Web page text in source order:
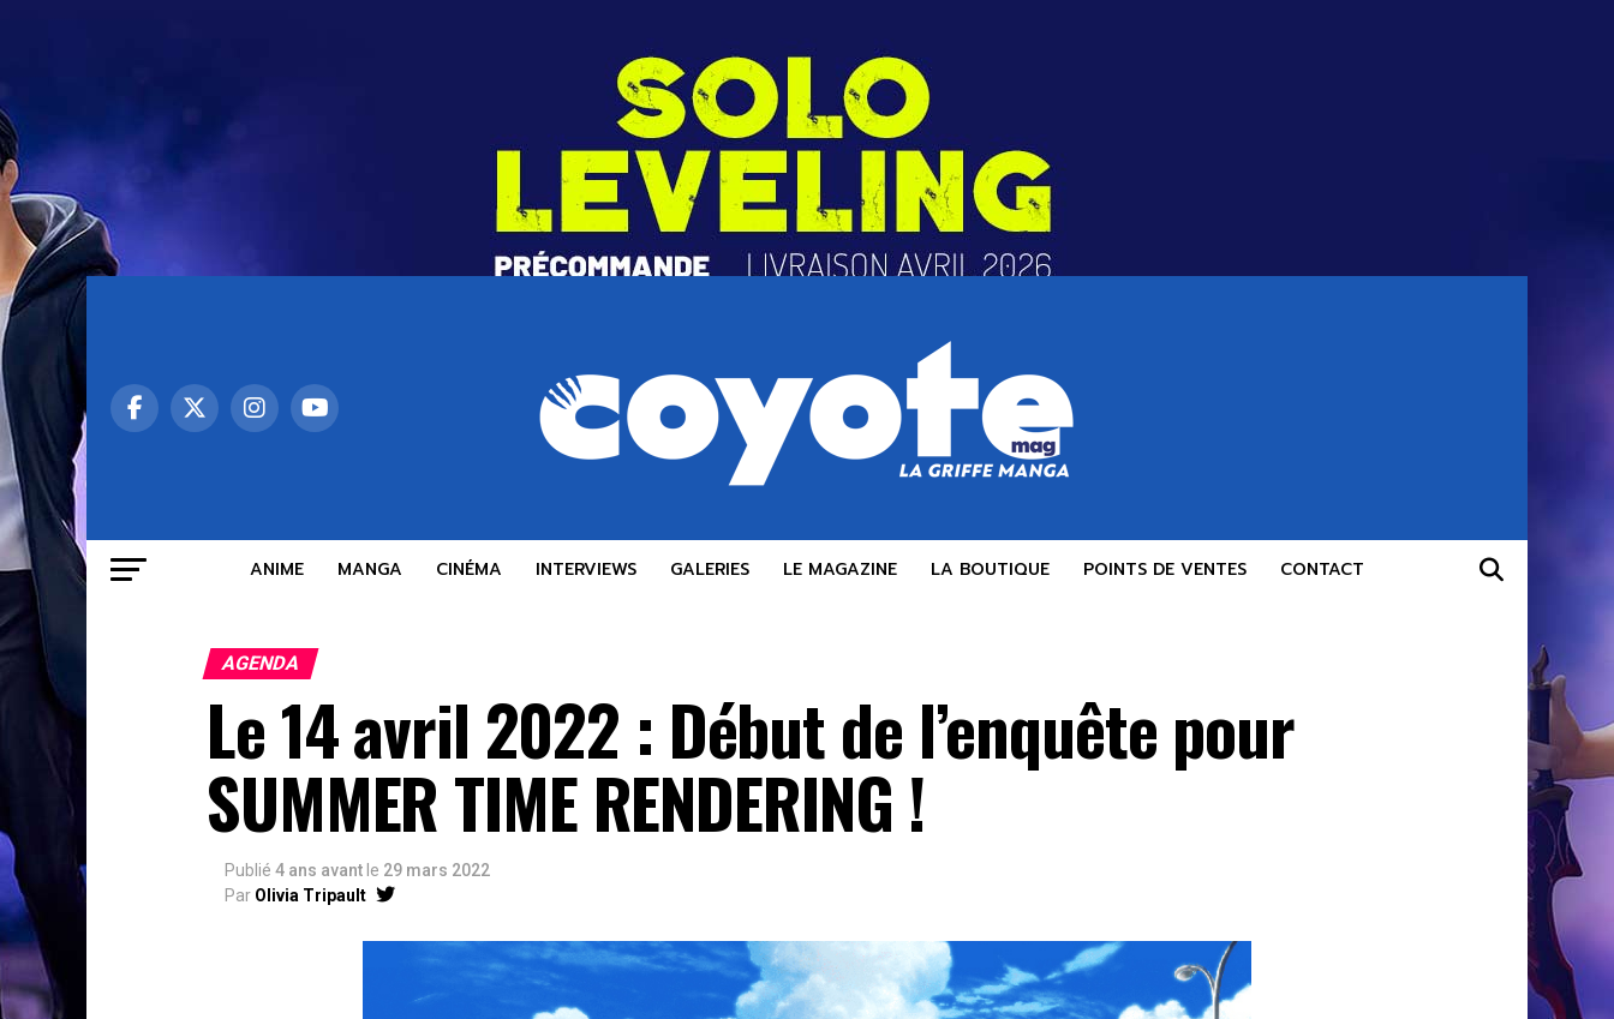
ANIME MANGA CINÉMA INTERVIEWS GALERIES LE MAGAZINE LA BOUTIQUE POINTS DE VENTES CONTACT
AGENDA
Le 14 avril 2022 : Début de l’enquête pour
SUMMER TIME RENDERING !
Publié 4 ans avant le 29 mars 2022
Par Olivia Tripault